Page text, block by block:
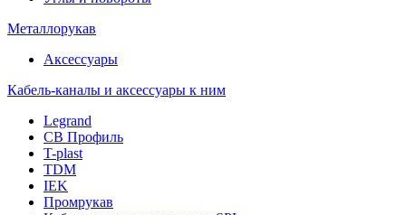
Металлорукав
Аксессуары
Кабель-каналы и аксессуары к ним
Legrand
СВ Профиль
T-plast
TDM
IEK
Промрукав